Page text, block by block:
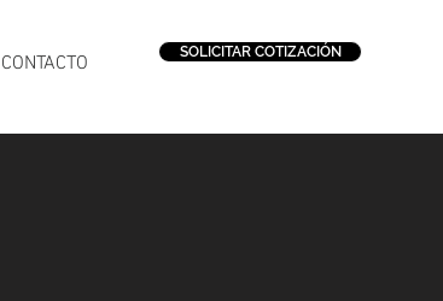
CONTACTO SOLICITAR COTIZACIÓN